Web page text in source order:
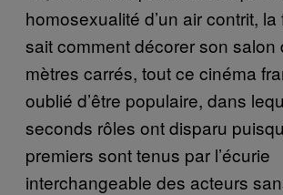
homosexualité d’un air contrit,
sait comment décorer son salon
mètres carrés, tout ce cinéma
oublié d’être populaire, dans
seconds rôles ont disparu
premiers sont tenus par l’écurie
interchangeable des acteurs